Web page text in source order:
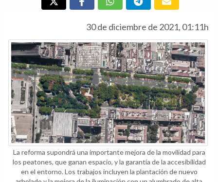
30 de diciembre de 2021, 01:11h
La reforma supondrá una importante mejora de la movilidad para
los peatones, que ganan espacio, y la garantía de la accesibilidad
en el entorno. Los trabajos incluyen la plantación de nuevo